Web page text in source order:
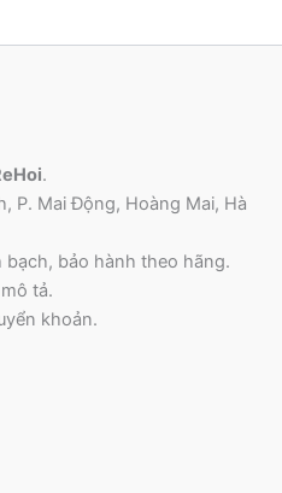
.
P. Mai Động, Hoàng Mai, Hà
bạch, bảo hành theo hãng.
tả.
khoản.